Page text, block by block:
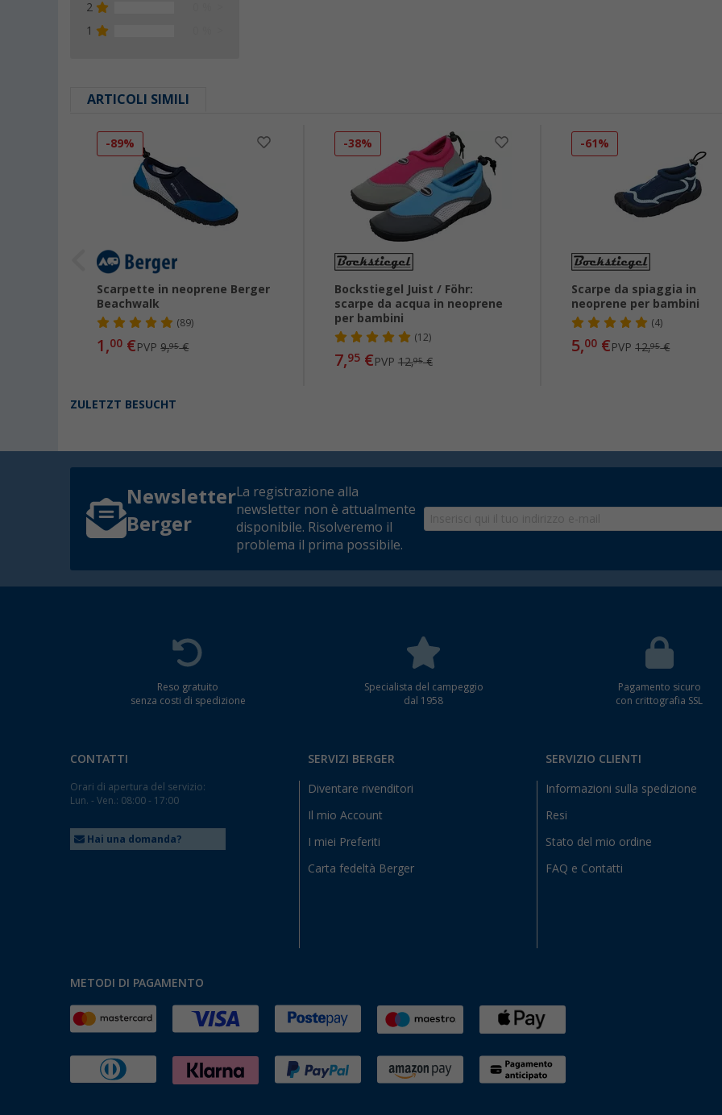
2
1
ARTICOLI SIMILI
-89%
Scarpette in neoprene Berger
Beachwalk
(89)
1,00 €PVP9,95€
-38%
Bockstiegel Juist / Föhr:
scarpe da acqua in neoprene
per bambini
(12)
7,95€PVP 12,95€
-61%
Scarpe da spiaggia in
neoprene per bambini
(4)
5,00 €PVP12,95€
ZULETZT BESUCHT
Newsletter
Berger
La registrazione alla
newsletter non è attualmente
disponibile. Risolveremo il
problema il prima possibile.
Reso gratuito
senza costi di spedizione
Specialista del campeggio
dal 1958
Pagamento sicuro
con crittografia SSL
CONTATTI
Orari di apertura del servizio:
Lun. - Ven.: 08:00 - 17:00
Hai una domanda?
SERVIZI BERGER
Diventare rivenditori
Il mio Account
I miei Preferiti
Carta fedeltà Berger
SERVIZIO CLIENTI
Informazioni sulla spedizione
Resi
Stato del mio ordine
FAQ e Contatti
METODI DI PAGAMENTO